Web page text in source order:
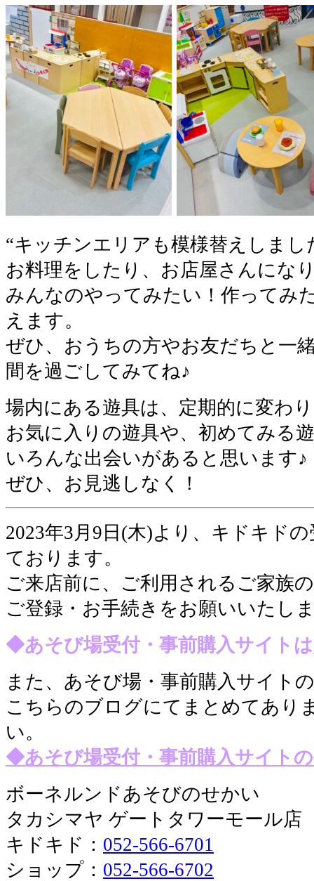
“キッチンエリアも模様替えしまし
お料理をしたり、お店屋さんにな
みんなのやってみたい！作ってみ
えます。
ぜひ、おうちの方やお友だちと一
間を過ごしてみてね♪
場内にある遊具は、定期的に変わ
お気に入りの遊具や、初めてみる
いろんな出会いがあると思います♪
ぜひ、お見逃しなく！
2023年3月9日(木)より、キドキド
ております。
ご来店前に、ご利用されるご家族
ご登録・お手続きをお願いいたし
◆あそび場受付・事前購入サイトは
また、あそび場・事前購入サイト
こちらのブログにてまとめてあり
い。
◆あそび場受付・事前購入サイト
ボーネルンドあそびのせかい
タカシマヤ ゲートタワーモール店
キドキド： 052-566-6701
ショップ： 052-566-6702